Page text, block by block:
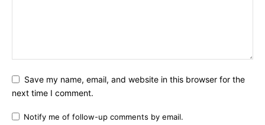
Save my name, email, and website in this browser for the
next time I comment.
Notify me of follow-up comments by email.